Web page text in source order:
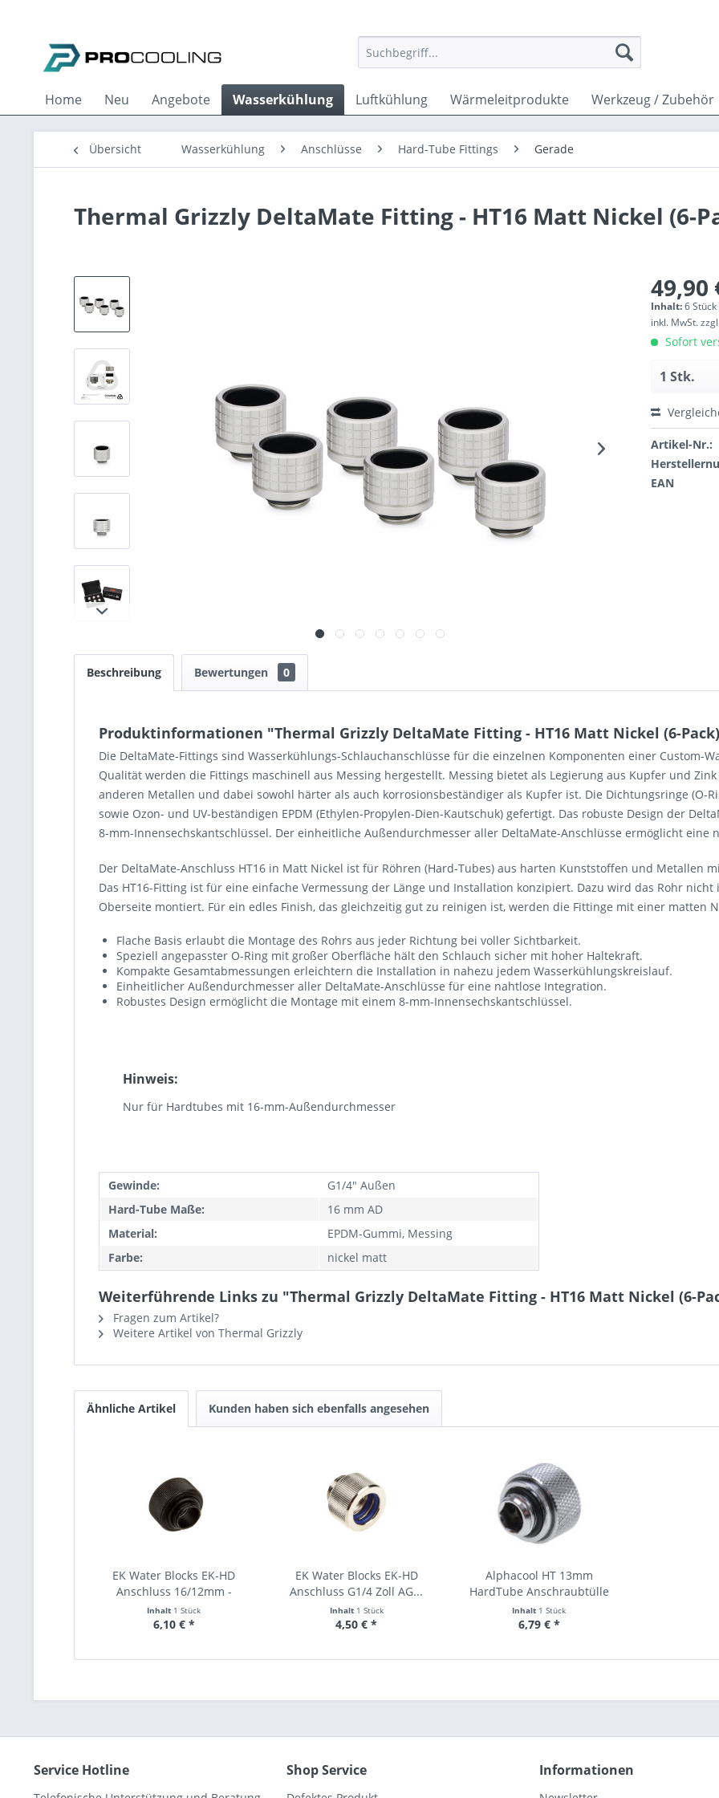
Home Neu Angebote Wasserkühlung Luftkühlung Wärmeleitprodukte Werkzeug / Zubehör
Übersicht Wasserkühlung Anschlüsse Hard-Tube Fittings Gerade
Thermal Grizzly DeltaMate Fitting - HT16 Matt Nickel (6-
49,90
Inhalt:6
inkl. MwSt.
Sofort
Artikel-Nr.:
EAN
Beschreibung Bewertungen 0
Produktinformationen "Thermal Grizzly DeltaMate Fitting - HT16 Matt Nickel (6-
Die DeltaMate-Fittings sind Wasserkühlungs-Schlauchanschlüsse für die einzelnen Komponenten einer Custom-
Qualität werden die Fittings maschinell aus Messing hergestellt. Messing bietet als Legierung aus Kupfer und
anderen Metallen und dabei sowohl härter als auch korrosionsbeständiger als Kupfer ist. Die Dichtungsringe (O-
sowie Ozon- und UV-beständigen EPDM (Ethylen-Propylen-Dien-Kautschuk) gefertigt. Das robuste Design der
8-mm-Innensechskantschlüssel. Der einheitliche Außendurchmesser aller DeltaMate-Anschlüsse ermöglicht eine
Der DeltaMate-Anschluss HT16 in Matt Nickel ist für Röhren (Hard-Tubes) aus harten Kunststoffen und Metallen
Das HT16-Fitting ist für eine einfache Vermessung der Länge und Installation konzipiert. Dazu wird das Rohr
Oberseite montiert. Für ein edles Finish, das gleichzeitig gut zu reinigen ist, werden die Fittinge mit einer matten
Flache Basis erlaubt die Montage des Rohrs aus jeder Richtung bei voller Sichtbarkeit.
Speziell angepasster O-Ring mit großer Oberfläche hält den Schlauch sicher mit hoher Haltekraft.
Kompakte Gesamtabmessungen erleichtern die Installation in nahezu jedem Wasserkühlungskreislauf.
Einheitlicher Außendurchmesser aller DeltaMate-Anschlüsse für eine nahtlose Integration.
Robustes Design ermöglicht die Montage mit einem 8-mm-Innensechskantschlüssel.
Hinweis:
Nur für Hardtubes mit 16-mm-Außendurchmesser
Gewinde:
G1/4" Außen
Hard-Tube Maße:
16 mm AD
Material:
EPDM-Gummi, Messing
Farbe:
nickel matt
Weiterführende Links zu "Thermal Grizzly DeltaMate Fitting - HT16 Matt Nickel (6-
Fragen zum Artikel?
Weitere Artikel von Thermal Grizzly
Ähnliche Artikel Kunden haben sich ebenfalls angesehen
EK Water Blocks EK-HD
Anschluss 16/12mm -
schwarz
Inhalt 1 Stück
6,10 € *
EK Water Blocks EK-HD
Anschluss G1/4 Zoll AG...
Inhalt 1 Stück
4,50 € *
Alphacool HT 13mm
HardTube Anschraubtülle
G1/4...
Inhalt 1 Stück
6,79 € *
Service Hotline Shop Service Informationen